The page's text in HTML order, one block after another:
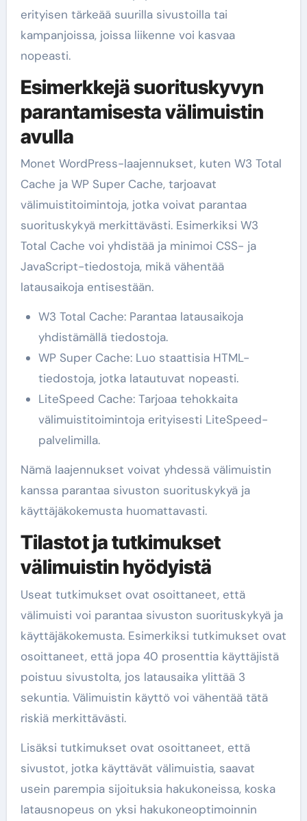
erityisen tärkeää suurilla sivustoilla tai
kampanjoissa, joissa liikenne voi kasvaa
nopeasti.
Esimerkkejä suorituskyvyn
parantamisesta välimuistin
avulla
Monet WordPress-laajennukset, kuten W3 Total
Cache ja WP Super Cache, tarjoavat
välimuistitoimintoja, jotka voivat parantaa
suorituskykyä merkittävästi. Esimerkiksi W3
Total Cache voi yhdistää ja minimoi CSS- ja
JavaScript-tiedostoja, mikä vähentää
latausaikoja entisestään.
W3 Total Cache: Parantaa latausaikoja
yhdistämällä tiedostoja.
WP Super Cache: Luo staattisia HTML-
tiedostoja, jotka latautuvat nopeasti.
LiteSpeed Cache: Tarjoaa tehokkaita
välimuistitoimintoja erityisesti LiteSpeed-
palvelimilla.
Nämä laajennukset voivat yhdessä välimuistin
kanssa parantaa sivuston suorituskykyä ja
käyttäjäkokemusta huomattavasti.
Tilastot ja tutkimukset
välimuistin hyödyistä
Useat tutkimukset ovat osoittaneet, että
välimuisti voi parantaa sivuston suorituskykyä ja
käyttäjäkokemusta. Esimerkiksi tutkimukset ovat
osoittaneet, että jopa 40 prosenttia käyttäjistä
poistuu sivustolta, jos latausaika ylittää 3
sekuntia. Välimuistin käyttö voi vähentää tätä
riskiä merkittävästi.
Lisäksi tutkimukset ovat osoittaneet, että
sivustot, jotka käyttävät välimuistia, saavat
usein parempia sijoituksia hakukoneissa, koska
latausnopeus on yksi hakukoneoptimoinnin